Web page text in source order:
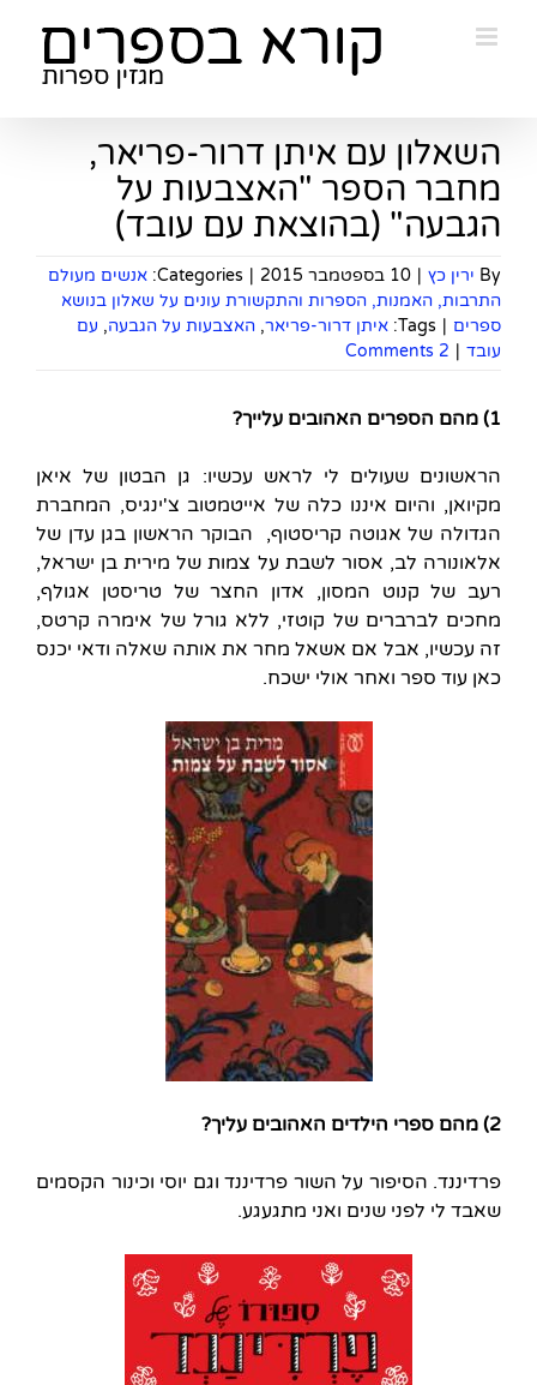
השאלון עם איתן דרור-פריאר,
מחבר הספר "האצבעות על
הגבעה" (בהוצאת עם עובד)
By ירין כץ | 10 בספטמבר 2015 |
Categories: אנשים מעולם
התרבות, האמנות, הספרות והתקשורת עונים על שאלון בנושא
ספרים |
Tags: איתן דרור-פריאר, האצבעות על הגבעה, עם
עובד |
2 Comments
1) מהם הספרים האהובים עלייך?
הראשונים שעולים לי לראש עכשיו: גן הבטון של איאן
מקיואן, והיום איננו כלה של אייטמטוב צ'ינגיס, המחברת
הגדולה של אגוטה קריסטוף, הבוקר הראשון בגן עדן של
אלאונורה לב, אסור לשבת על צמות של מירית בן ישראל,
רעב של קנוט המסון, אדון החצר של טריסטן אגולף,
מחכים לברברים של קוטזי, ללא גורל של אימרה קרטס,
זה עכשיו, אבל אם אשאל מחר את אותה שאלה ודאי יכנס
כאן עוד ספר ואחר אולי ישכח.
2) מהם ספרי הילדים האהובים עליך?
פרדיננד. הסיפור על השור פרדיננד וגם יוסי וכינור הקסמים
שאבד לי לפני שנים ואני מתגעגע.